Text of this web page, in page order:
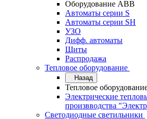
Оборудование АВВ
Автоматы серии S
Автоматы серии SH
УЗО
Дифф. автоматы
Щиты
Распродажа
Тепловое оборудование
Назад
Тепловое
Электрические
произвводства
Светодиодные светильники